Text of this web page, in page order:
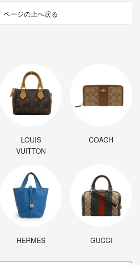
ページの上へ戻る
LOUIS
VUITTON
COACH
HERMES GUCCI